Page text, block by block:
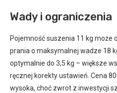
Wady i ograniczenia
Pojemność suszenia 11 kg może
prania o maksymalnej wadze 18
optymalnie do 3,5 kg – większe
ręcznej korekty ustawień. Cena
wysoka, choć zwrot z inwestycji